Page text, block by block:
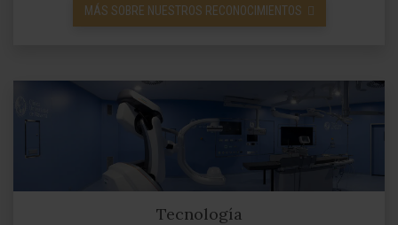
MÁS SOBRE NUESTROS RECONOCIMIENTOS
Tecnología